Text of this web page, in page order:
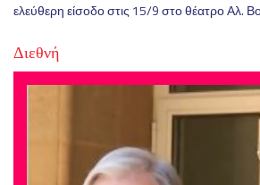
ελεύθερη είσοδο στις 15/9 στο θέατρο Αλ.
Διεθνή